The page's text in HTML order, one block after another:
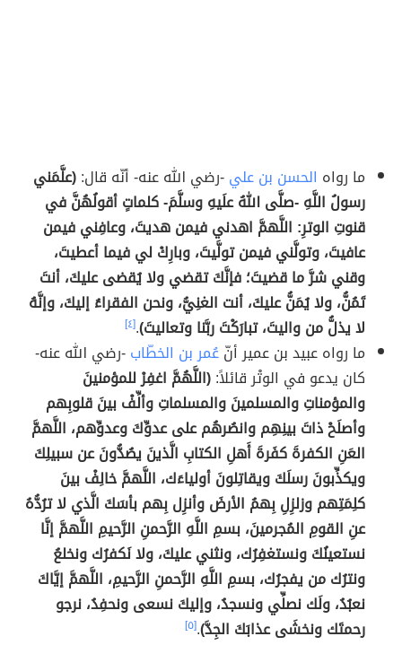
ما رواه الحسن بن علي-رضي الله عنه- أنّه قال:(علَّمَني
رسولُ اللَّهِ -صلَّى اللهُ علَيهِ وسلَّمَ- كلماتٍ أقولُهُنَّ في
قنوتِ الوترِ: اللَّهمَّ اهدني فيمن هديتَ، وعافِني فيمن
عافيتَ، وتولَّني فيمن تولَّيتَ، وبارِكْ لي فيما أعطيتَ،
وقني شرَّ ما قضيتَ؛ فإنَّكَ تقضي ولا يُقضى عليكَ، أنتَ
تَمُنُّ، ولا يُمَنُّ عليكَ، أنت الغنِيُّ، ونحن الفقراءُ إليكَ، وإنَّهُ
لا يذلُّ من واليتَ، تبارَكْتَ ربَّنا وتعاليتَ).[٤]
ما رواه عبيد بن عمير أنّعُمر بن الخطّاب-رضي الله عنه-
كان يدعو في الوتْر قائلاً:(اللَّهُمَّ اغفِرْ للمؤمنينَ
والمؤمناتِ والمسلمينَ والمسلماتِ وألِّفْ بينَ قلوبِهم
وأصلَحْ ذاتَ بينِهِم وانصُرهُم على عدوِّكَ وعدوِّهم، اللَّهمَّ
العَنِ الكفرةَ كفَرةَ أَهلِ الكتابِ الَّذينَ يصُدُّونَ عن سبيلِكَ
ويكذِّبونَ رسلَكَ ويقاتِلونَ أولياءَك، اللَّهمَّ خالِفْ بينَ
كلِمَتِهم وزلزِلِ بِهمُ الأرضَ وأنزِل بِهم بأسَكَ الَّذي لا ترُدُّهُ
عنِ القومِ المُجرمينَ، بسمِ اللَّهِ الرَّحمنِ الرَّحيمِ اللَّهمَّ إنَّا
نستعينُكَ ونستغفِرُك، ونثني عليكَ، ولا نَكفرُك ونخلعُ
ونترُك من يفجرُك، بسمِ اللَّهِ الرَّحمنِ الرَّحيمِ، اللَّهمَّ إيَّاكَ
نعبُدُ، ولَك نصلِّي ونسجدُ، وإليكَ نسعى ونحفِدُ، نرجو
رحمتَك ونخشَى عذابَكَ الجِدَّ).[٥]